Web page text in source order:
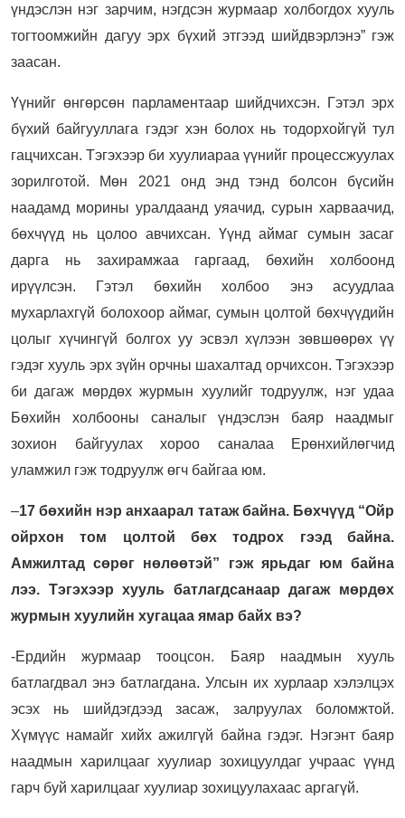
үндэслэн нэг зарчим, нэгдсэн журмаар холбогдох хууль
тогтоомжийн дагуу эрх бүхий этгээд шийдвэрлэнэ” гэж
заасан.
Үүнийг өнгөрсөн парламентаар шийдчихсэн. Гэтэл эрх
бүхий байгууллага гэдэг хэн болох нь тодорхойгүй тул
гацчихсан. Тэгэхээр би хуулиараа үүнийг процессжуулах
зорилготой. Мөн 2021 онд энд тэнд болсон бүсийн
наадамд морины уралдаанд уяачид, сурын харваачид,
бөхчүүд нь цолоо авчихсан. Үүнд аймаг сумын засаг
дарга нь захирамжаа гаргаад, бөхийн холбоонд
ирүүлсэн. Гэтэл бөхийн холбоо энэ асуудлаа
мухарлахгүй болохоор аймаг, сумын цолтой бөхчүүдийн
цолыг хүчингүй болгох уу эсвэл хүлээн зөвшөөрөх үү
гэдэг хууль эрх зүйн орчны шахалтад орчихсон. Тэгэхээр
би дагаж мөрдөх журмын хуулийг тодруулж, нэг удаа
Бөхийн холбооны саналыг үндэслэн баяр наадмыг
зохион байгуулах хороо саналаа Ерөнхийлөгчид
уламжил гэж тодруулж өгч байгаа юм.
–17 бөхийн нэр анхаарал татаж байна. Бөхчүүд “Ойр
ойрхон том цолтой бөх тодрох гээд байна.
Амжилтад сөрөг нөлөөтэй” гэж ярьдаг юм байна
лээ. Тэгэхээр хууль батлагдсанаар дагаж мөрдөх
журмын хуулийн хугацаа ямар байх вэ?
-Ердийн журмаар тооцсон. Баяр наадмын хууль
батлагдвал энэ батлагдана. Улсын их хурлаар хэлэлцэх
эсэх нь шийдэгдээд засаж, залруулах боломжтой.
Хүмүүс намайг хийх ажилгүй байна гэдэг. Нэгэнт баяр
наадмын харилцааг хуулиар зохицуулдаг учраас үүнд
гарч буй харилцааг хуулиар зохицуулахаас аргагүй.